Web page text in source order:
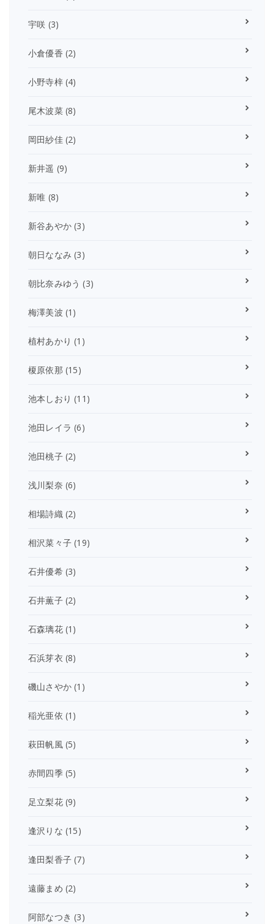
宇咲 (3)
小倉優香 (2)
小野寺梓(4)
尾木波菜(8)
岡田紗佳(2)
新井遥 (9)
新唯 (8)
新谷あやか (3)
朝日ななみ (3)
朝比奈みゆう (3)
梅澤美波 (1)
植村あかり (1)
榎原依那 (15)
池本しおり (11)
池田レイラ (6)
池田桃子(2)
浅川梨奈 (6)
相場詩織(2)
相沢菜々子 (19)
石井優希(3)
石井薫子(2)
石森璃花(1)
石浜芽衣 (8)
磯山さやか (1)
稲光亜依 (1)
萩田帆風(5)
赤間四季(5)
足立梨花(9)
逢沢りな (15)
逢田梨香子 (7)
遠藤まめ (2)
阿部なつき (3)